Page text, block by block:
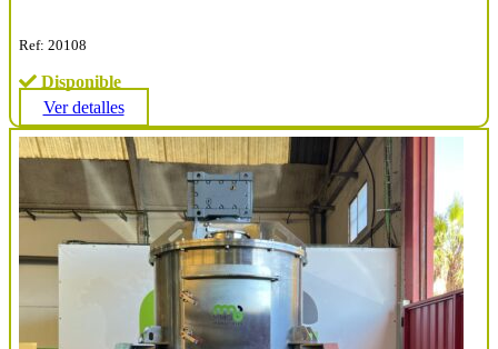
Ref: 20108
Disponible
Ver detalles